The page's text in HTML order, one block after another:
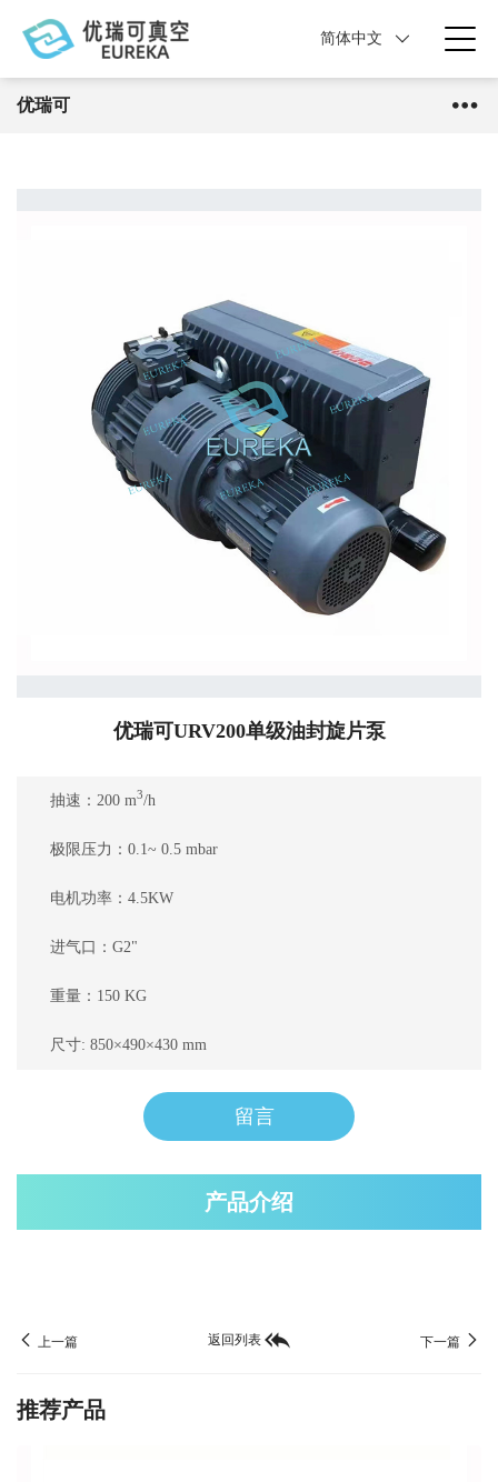
简体中文
优瑞可
优瑞可URV200单级油封旋片泵
抽速：200 m3/h
极限压力：0.1~ 0.5 mbar
电机功率：4.5KW
进气口：G2"
重量：150 KG
尺寸: 850×490×430 mm
留言
产品介绍
上一篇 返回列表 下一篇
推荐产品